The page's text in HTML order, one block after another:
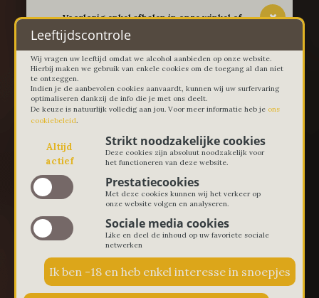
-- Voorlopig enkel afhalen in onze winkel of
thuislevering in Lievegem vanaf 100 euro --
0 € 0,00
Leeftijdscontrole
Wij vragen uw leeftijd omdat we alcohol aanbieden op onze website.
Hierbij maken we gebruik van enkele cookies om de toegang al dan niet
te ontzeggen.
Indien je de aanbevolen cookies aanvaardt, kunnen wij uw surfervaring
optimaliseren dankzij de info die je met ons deelt.
De keuze is natuurlijk volledig aan jou. Voor meer informatie heb je ons
cookiebeleid.
Altijd
actief
Strikt noodzakelijke cookies
Deze cookies zijn absoluut noodzakelijk voor
het functioneren van deze website.
Prestatiecookies
Met deze cookies kunnen wij het verkeer op
onze website volgen en analyseren.
Sociale media cookies
Like en deel de inhoud op uw favoriete sociale
netwerken